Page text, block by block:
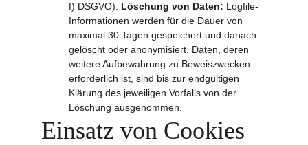
f) DSGVO). Löschung von Daten: Logfile-
Informationen werden für die Dauer von
maximal 30 Tagen gespeichert und danach
gelöscht oder anonymisiert. Daten, deren
weitere Aufbewahrung zu Beweiszwecken
erforderlich ist, sind bis zur endgültigen
Klärung des jeweiligen Vorfalls von der
Löschung ausgenommen.
Einsatz von Cookies